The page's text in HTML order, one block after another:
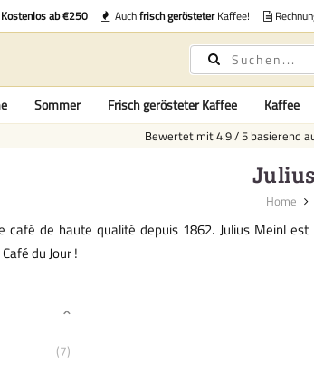
Kostenlos ab €250 Auchfrisch gerösteterKaffee!
Sommer Frisch gerösteter Kaffee Kaffee
Bewertet mit4.9/5 basierend
Home
café de haute qualité depuis 1862. Julius Meinl
du Jour !
7